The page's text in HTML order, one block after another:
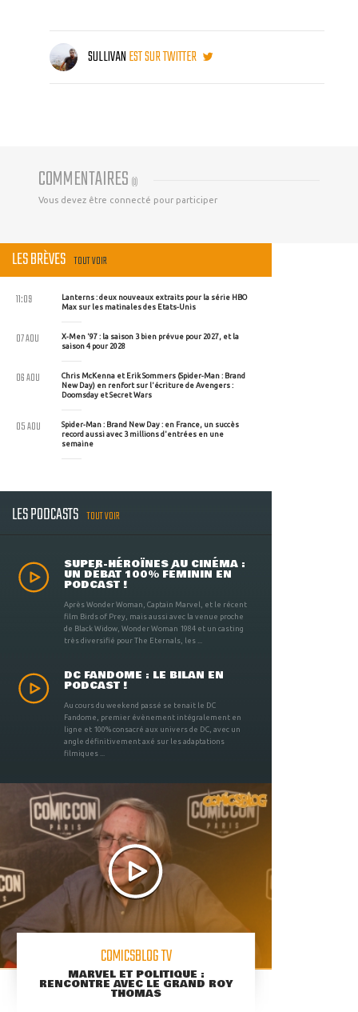
SULLIVANEST SUR TWITTER
COMMENTAIRES (0)
Vous devez être connecté pour participer
LES BRÈVES TOUT VOIR
Lanterns : deux nouveaux extraits pour la série HBO
Max sur les matinales des Etats-Unis
11:09
X-Men '97 : la saison 3 bien prévue pour 2027, et la
saison 4 pour 2028
07 AOU
Chris McKenna et Erik Sommers (Spider-Man : Brand
New Day) en renfort sur l'écriture de Avengers :
Doomsday et Secret Wars
06 AOU
Spider-Man : Brand New Day : en France, un succès
record aussi avec 3 millions d'entrées en une
semaine
05 AOU
LES PODCASTS TOUT VOIR
SUPER-HÉROÏNES AU CINÉMA :
UN DÉBAT 100% FÉMININ EN
PODCAST !
Après Wonder Woman, Captain Marvel, et le récent
film Birds of Prey, mais aussi avec la venue proche
de Black Widow, Wonder Woman 1984 et un casting
très diversifié pour The Eternals, les ...
DC FANDOME : LE BILAN EN
PODCAST !
Au cours du weekend passé se tenait le DC
Fandome, premier évènement intégralement en
ligne et 100% consacré aux univers de DC, avec un
angle définitivement axé sur les adaptations
filmiques ...
COMICSBLOG TV
MARVEL ET POLITIQUE :
RENCONTRE AVEC LE GRAND ROY
THOMAS